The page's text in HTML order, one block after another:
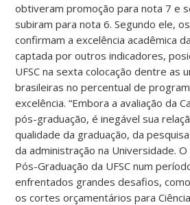
obtiveram promoção para nota 7 e
subiram para nota 6. Segundo ele,
confirmam a excelência acadêmica
captada por outros indicadores,
UFSC na sexta colocação dentre as
brasileiras no percentual de
excelência. “Embora a avaliação da
pós-graduação, é inegável sua
qualidade da graduação, da
da administração na Universidade.
Pós-Graduação da UFSC num
enfrentados grandes desafios,
os cortes orçamentários para